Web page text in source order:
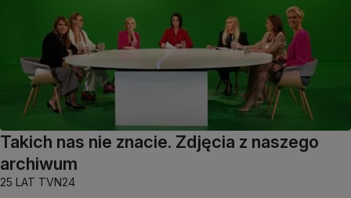
Takich nas nie znacie. Zdjęcia z naszego
archiwum
25 LAT TVN24